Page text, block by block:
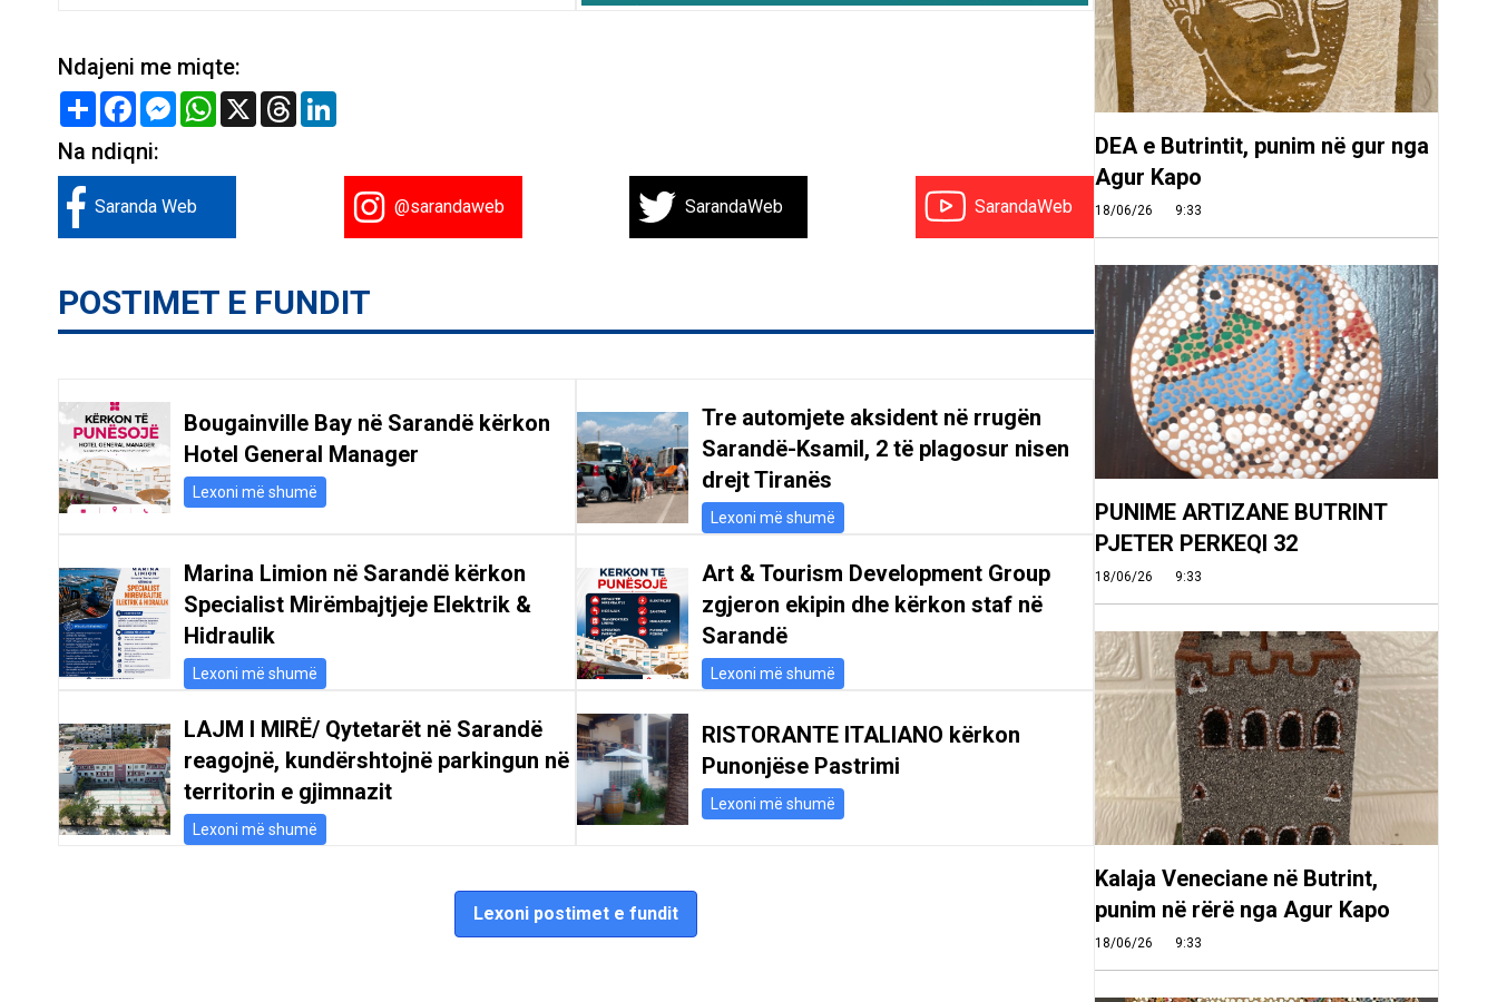
Ndajeni me miqte:
Share FacebookMessenger
WhatsApp
X Threads
Na ndiqni:
Saranda Web @sarandaweb SarandaWeb SarandaWeb
POSTIMET E FUNDIT
Bougainville Bay në Sarandë kërkon
Hotel General Manager
Lexoni më shumë
Tre automjete aksident në rrugën
Sarandë-Ksamil, 2 të plagosur nisen
drejt Tiranës
Lexoni më shumë
Marina Limion në Sarandë kërkon
Specialist Mirëmbajtjeje Elektrik &
Hidraulik
Lexoni më shumë
Art & Tourism Development Group
zgjeron ekipin dhe kërkon staf në
Sarandë
Lexoni më shumë
LAJM I MIRË/ Qytetarët në Sarandë
reagojnë, kundërshtojnë parkingun në
territorin e gjimnazit
Lexoni më shumë
RISTORANTE ITALIANO kërkon
Punonjëse Pastrimi
Lexoni më shumë
Lexoni postimet e fundit
DEA e Butrintit, punim në gur nga
Agur Kapo
18/06/26 9:33
PUNIME ARTIZANE BUTRINT
PJETER PERKEQI 32
18/06/26 9:33
Kalaja Veneciane në Butrint,
punim në rërë nga Agur Kapo
18/06/26 9:33